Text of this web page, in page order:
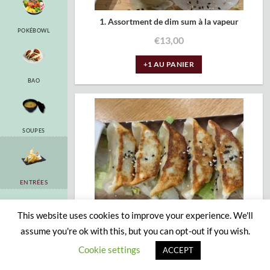
POKÉBOWL
BAO
SOUPES
ENTRÉES
RAMEN
1. Assortment de dim sum à la vapeur
€13,00
+1 AU PANIER
10. Gyozas au poulet
This website uses cookies to improve your experience. We'll
assume you're ok with this, but you can opt-out if you wish.
Cookie settings
ACCEPT